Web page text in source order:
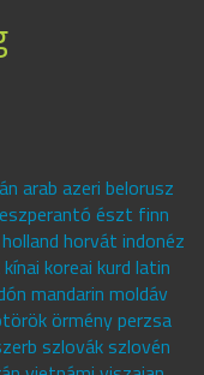
arab azeri belorusz
észt finn
horvát indonéz
koreai kurd latin
mandarin moldáv
örmény perzsa
szlovák szlovén